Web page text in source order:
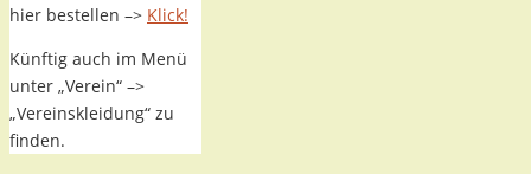
hier bestellen –> Klick!
Künftig auch im Menü
unter „Verein“ –>
„Vereinskleidung“ zu
finden.